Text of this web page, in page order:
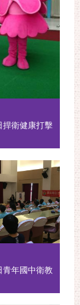
捍衛健康打擊
青年國中衛教